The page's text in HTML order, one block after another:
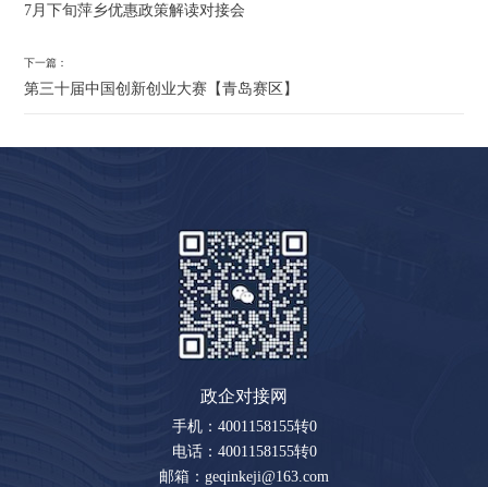
7月下旬萍乡优惠政策解读对接会
下一篇：
第三十届中国创新创业大赛【青岛赛区】
政企对接网
手机：4001158155转0
电话：4001158155转0
邮箱：geqinkeji@163.com